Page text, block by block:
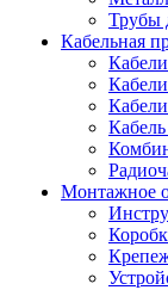
Трубы
Кабельная
Монтажное